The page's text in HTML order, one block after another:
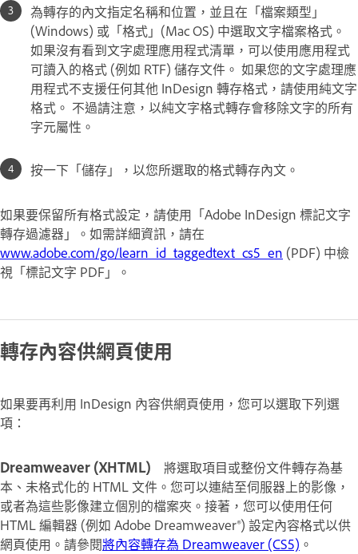
為轉存的內文指定名稱和位置，並且在「檔案類型」
(Windows) 或「格式」(Mac OS) 中選取文字檔案格式。
如果沒有看到文字處理應用程式清單，可以使用應用程式
可讀入的格式 (例如 RTF) 儲存文件。 如果您的文字處理應
用程式不支援任何其他 InDesign 轉存格式，請使用純文字
格式。 不過請注意，以純文字格式轉存會移除文字的所有
字元屬性。
按一下「儲存」，以您所選取的格式轉存內文。
如果要保留所有格式設定，請使用「Adobe InDesign 標記文字
轉存過濾器」。如需詳細資訊，請在
www.adobe.com/go/learn_id_taggedtext_cs5_en (PDF) 中檢
視「標記文字 PDF」。
轉存內容供網頁使用
如果要再利用 InDesign 內容供網頁使用，您可以選取下列選
項：
Dreamweaver (XHTML)
將選取項目或整份文件轉存為基
本、未格式化的 HTML 文件。您可以連結至伺服器上的影像，
或者為這些影像建立個別的檔案夾。接著，您可以使用任何
HTML 編輯器 (例如 Adobe Dreamweaver®) 設定內容格式以供
網頁使用。請參閱將內容轉存為 Dreamweaver (CS5) 。